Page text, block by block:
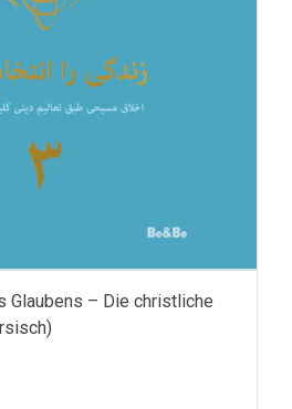
Glaubens – Die christliche